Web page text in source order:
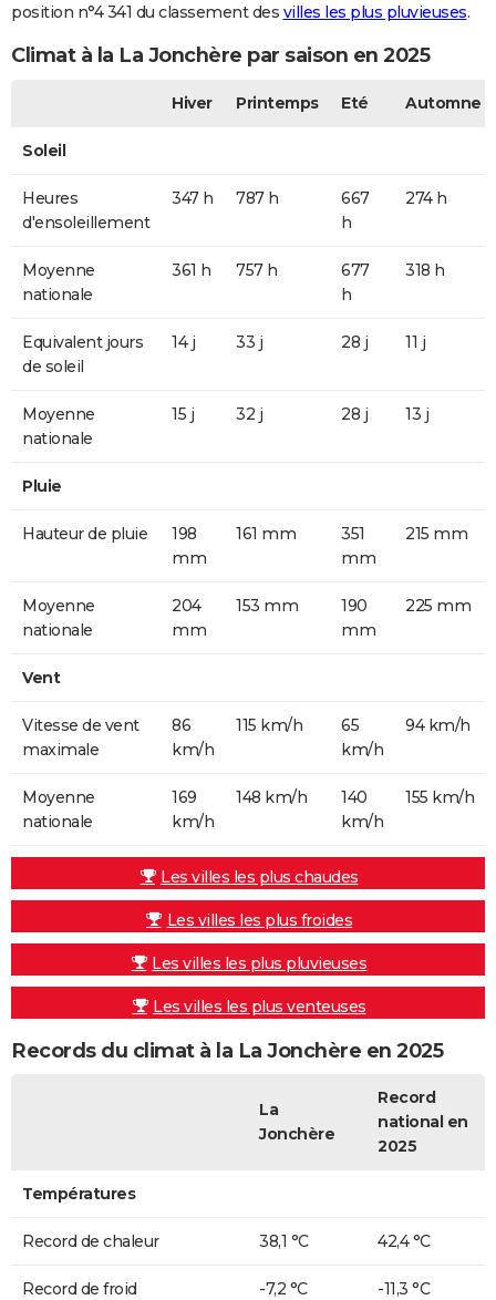
position n°4 341 du classement des villes les plus pluvieuses.
Climat à la La Jonchère par saison en 2025
Hiver Printemps Eté Automne
Soleil
Heures
d'ensoleillement
347 h 787 h
667
h
274 h
Moyenne
nationale
361 h 757 h
677
h
318 h
Equivalent jours
de soleil
14 j 33 j 28 j 11 j
Moyenne
nationale
15 j 32 j 28 j 13 j
Pluie
Hauteur de pluie
198
mm
161 mm
351
mm
215 mm
Moyenne
nationale
204
mm
153 mm
190
mm
225 mm
Vent
Vitesse de vent
maximale
86
km/h
115 km/h
65
km/h
94 km/h
Moyenne
nationale
169
km/h
148 km/h
140
km/h
155 km/h
Les villes les plus chaudes
Les villes les plus froides
Les villes les plus pluvieuses
Les villes les plus venteuses
Records du climat à la La Jonchère en 2025
La
Jonchère
Record
national en
2025
Températures
Record de chaleur 38,1 °C 42,4 °C
Record de froid -7,2 °C -11,3 °C